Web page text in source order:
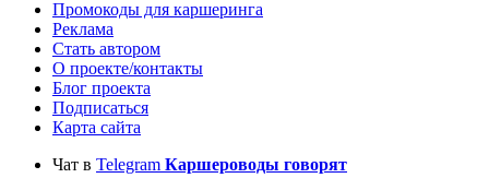
Промокоды для каршеринга
Реклама
Стать автором
О проекте/контакты
Блог проекта
Подписаться
Карта сайта
Чат в Telegram Каршероводы говорят